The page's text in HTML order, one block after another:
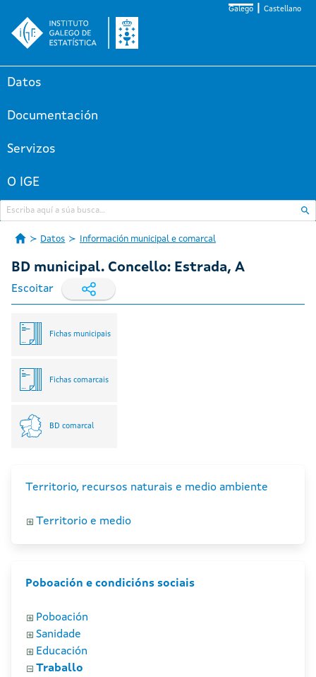
Galego Castellano
Datos
Documentación
Servizos
O IGE
Datos Información municipal e comarcal
BD municipal. Concello: Estrada, A
Escoitar
Fichas municipais
Fichas comarcais
BD comarcal
Territorio, recursos naturais e medio ambiente
Territorio e medio
Poboación e condicións sociais
Poboación
Sanidade
Educación
Traballo